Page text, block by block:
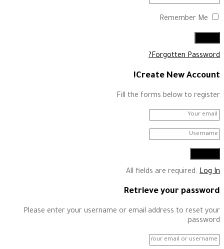
Remember Me
Forgotten Password?
Create New Account!
Fill the forms below to register
All fields are required. Log In
Retrieve your password
Please enter your username or email address to reset your
password.